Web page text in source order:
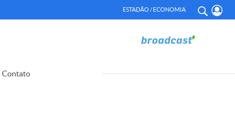
ESTADÃO / ECONOMIA
Contato